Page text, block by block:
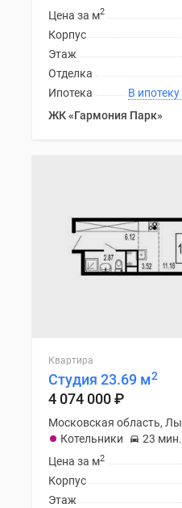
комнатные
комнатные
Квартиры
калькулятор
Покупателю
Экспертиза
новостроек
Контакты
Цена за м2
Корпус
Этаж
Отделка
Ипотека
ЖК «Гармония Парк»
Квартира
Студия 23.69 м2
4 074 000₽
Котельники
23 мин.
Цена за м2
Корпус
Этаж